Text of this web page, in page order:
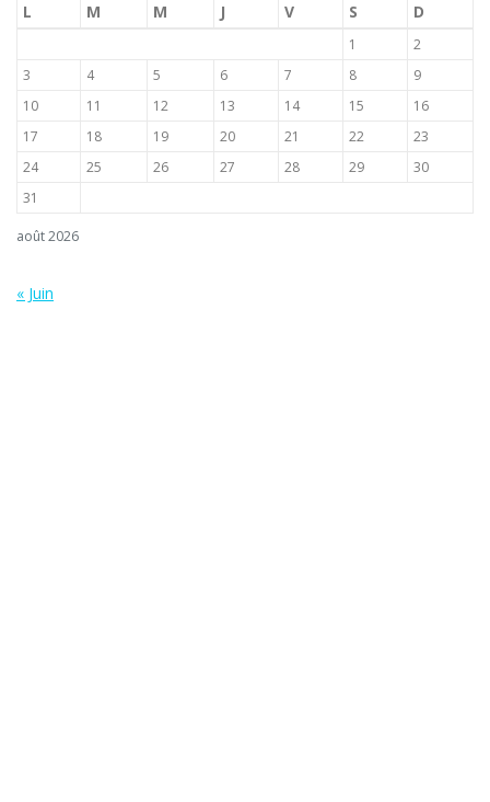
août 2026
L M M J V S D
1
2
3
4 5 6 7 8
9
10
11 12 13 14 15
16
17
18 19 20 21 22
23
24
25 26 27 28 29
30
31
« Juin